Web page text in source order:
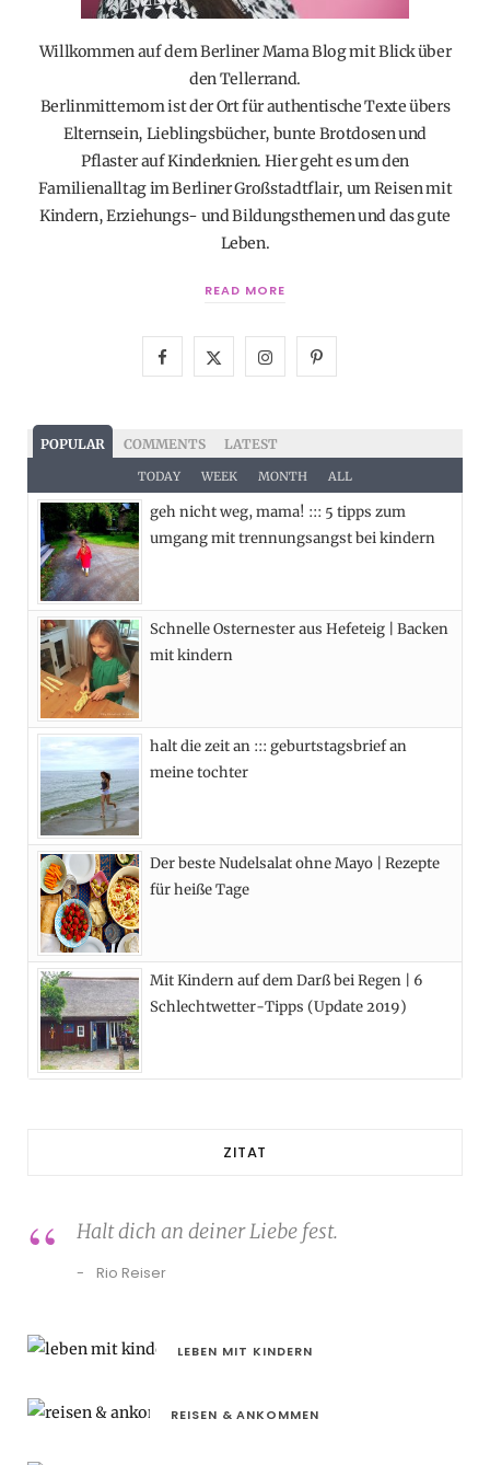
Willkommen auf dem Berliner Mama Blog mit Blick über
den Tellerrand.
Berlinmittemom ist der Ort für authentische Texte übers
Elternsein, Lieblingsbücher, bunte Brotdosen und
Pflaster auf Kinderknien. Hier geht es um den
Familienalltag im Berliner Großstadtflair, um Reisen mit
Kindern, Erziehungs- und Bildungsthemen und das gute
Leben.
READ MORE
c
e
b
k
T
w
i
e
I
s
t
a
a
P
e
s
POPULAR COMMENTS LATEST
TODAY WEEK MONTH ALL
geh nicht weg, mama! ::: 5 tipps zum
umgang mit trennungsangst bei kindern
Schnelle Osternester aus Hefeteig | Backen
mit kindern
halt die zeit an ::: geburtstagsbrief an
meine tochter
Der beste Nudelsalat ohne Mayo | Rezepte
für heiße Tage
Mit Kindern auf dem Darß bei Regen | 6
Schlechtwetter-Tipps (Update 2019)
ZITAT
Halt dich an deiner Liebe fest.
Rio Reiser
LEBEN MIT KINDERN
REISEN & ANKOMMEN